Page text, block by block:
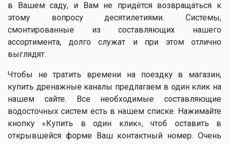
в Вашем саду, и Вам не придётся возвращаться к
этому вопросу десятилетиями. Системы,
смонтированные из составляющих нашего
ассортимента, долго служат и при этом отлично
выглядят.
Чтобы не тратить времени на поездку в магазин,
купить дренажные каналы предлагаем в один клик на
нашем сайте. Все необходимые составляющие
водосточных систем есть в нашем списке. Нажимайте
кнопку «Купить в один клик», чтоб оставить в
открывшейся форме Ваш контактный номер. Очень